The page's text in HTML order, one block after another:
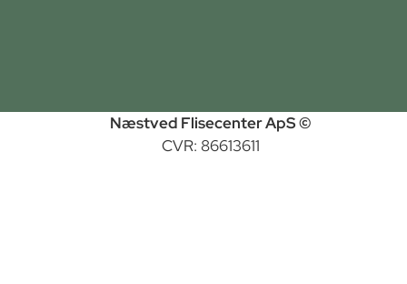
Næstved Flisecenter ApS ©
CVR: 86613611